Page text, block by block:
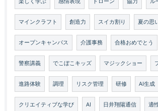
マインクラフト 創造力 スイカ割り 夏の思
オープンキャンパス 介護事務 合格おめでとう
警察講義 でこぼこキッズ マジックショー
進路体験 調理 リスク管理 研修 AI生成
クリエイティブな学び AI 日井翔陽通信 適